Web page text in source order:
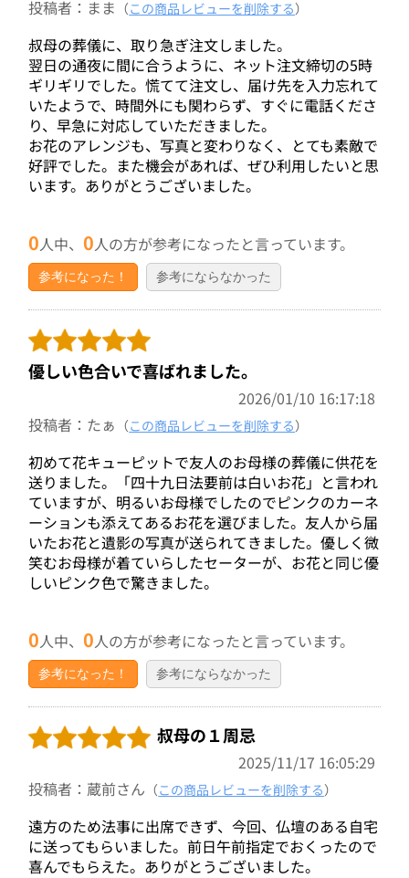
投稿者：まま （この商品レビューを削除する）
叔母の葬儀に、取り急ぎ注文しました。
翌日の通夜に間に合うように、ネット注文締切の5時
ギリギリでした。慌てて注文し、届け先を入力忘れて
いたようで、時間外にも関わらず、すぐに電話くださ
り、早急に対応していただきました。
お花のアレンジも、写真と変わりなく、とても素敵で
好評でした。また機会があれば、ぜひ利用したいと思
います。ありがとうございました。
0人中、0人の方が参考になったと言っています。
参考になった！ 参考にならなかった
優しい色合いで喜ばれました。
2026/01/10 16:17:18
投稿者：たぁ （この商品レビューを削除する）
初めて花キューピットで友人のお母様の葬儀に供花を
送りました。「四十九日法要前は白いお花」と言われ
ていますが、明るいお母様でしたのでピンクのカーネ
ーションも添えてあるお花を選びました。友人から届
いたお花と遺影の写真が送られてきました。優しく微
笑むお母様が着ていらしたセーターが、お花と同じ優
しいピンク色で驚きました。
0人中、0人の方が参考になったと言っています。
参考になった！ 参考にならなかった
叔母の１周忌
2025/11/17 16:05:29
投稿者：蔵前さん （この商品レビューを削除する）
遠方のため法事に出席できず、今回、仏壇のある自宅
に送ってもらいました。前日午前指定でおくったので
喜んでもらえた。ありがとうございました。